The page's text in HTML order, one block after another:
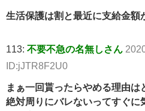
生活保護は割と最近に支給金額
113: 不要不急の名無しさん
ID:jJTR8F2U0
まぁ一回貰ったらやめる理由は
絶対周りにバレないってすぐに